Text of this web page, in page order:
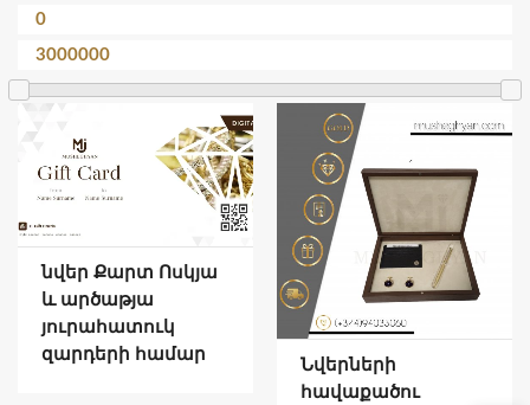
նվեր Քարտ Ոսկյա
և արծաթյա
յուրահատուկ
զարդերի համար
Նվերների
հավաքածու